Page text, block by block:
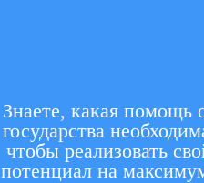
Знаете, какая помощь
государства
чтобы реализовать
потенциал на